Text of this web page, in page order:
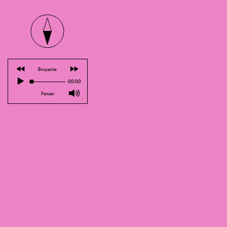
⏪ Bruyante
⏩
▶
00:00
Fences 🔊
, ein junger
27-jährige Humorist entschlüsselt
Leichtigkeit. Auf der Strasse der
Bühne ist Thibaud Kolumnist beim
Mit diesem Stück hat er zahlreiche
– Grand Prix au Festival du Rire de
– Prix Raymond Errera au Festival
– Gagnant concours scène ouverte